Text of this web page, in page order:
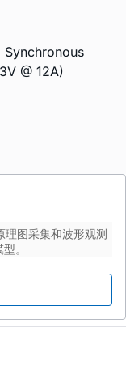
@ 12A)
理图采集和波形观测
。